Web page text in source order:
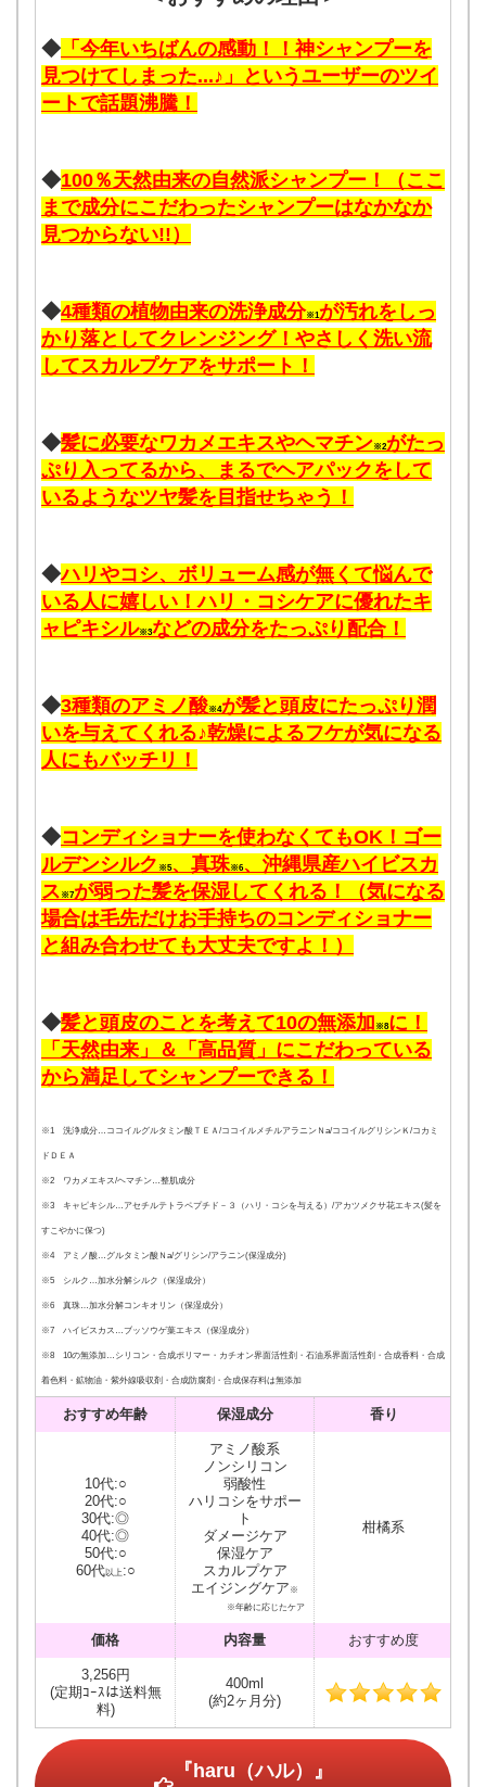
◆ 「今年いちばんの感動！！神シャンプーを
見つけてしまった...♪」というユーザーのツイ
ートで話題沸騰！
◆100％天然由来の自然派シャンプー！（ここ
まで成分にこだわったシャンプーはなかなか
見つからない!!）
◆4種類の植物由来の洗浄成分※1が汚れをしっ
かり落としてクレンジング！やさしく洗い流
してスカルプケアをサポート！
◆髪に必要なワカメエキスやヘマチン※2がたっ
ぷり入ってるから、まるでヘアパックをして
いるようなツヤ髪を目指せちゃう！
◆ハリやコシ、ボリューム感が無くて悩んで
いる人に嬉しい！ハリ・コシケアに優れたキ
ャピキシル※3などの成分をたっぷり配合！
◆3種類のアミノ酸※4が髪と頭皮にたっぷり潤
いを与えてくれる♪乾燥によるフケが気になる
人にもバッチリ！
◆コンディショナーを使わなくてもOK！ゴー
ルデンシルク ※5、真珠※6、沖縄県産ハイビスカ
ス ※7が弱った髪を保湿してくれる！（気になる
場合は毛先だけお手持ちのコンディショナー
と組み合わせても大丈夫ですよ！）
◆髪と頭皮のことを考えて10の無添加 ※8に！
「天然由来」＆「高品質」にこだわっている
から満足してシャンプーできる！
※1 洗浄成分…ココイルグルタミン酸ＴＥＡ/ココイルメチルアラニンＮa/ココイルグリシンＫ/コカミ
ドＤＥＡ
※2 ワカメエキス/ヘマチン…整肌成分
※3 キャピキシル…アセチルテトラペプチド－３（ハリ・コシを与える）/アカツメクサ花エキス(髪を
すこやかに保つ)
※4 アミノ酸…グルタミン酸Ｎa/グリシン/アラニン(保湿成分)
※5 シルク…加水分解シルク（保湿成分）
※6 真珠…加水分解コンキオリン（保湿成分）
※7 ハイビスカス…ブッソウゲ葉エキス（保湿成分）
※8 10の無添加…シリコン・合成ポリマー・カチオン界面活性剤・石油系界面活性剤・合成香料・合成
着色料・鉱物油・紫外線吸収剤・合成防腐剤・合成保存料は無添加
おすすめ年齢 保湿成分 香り
10代:○
20代:○
30代:◎
40代:◎
50代:○
60代以上 :○
アミノ酸系
ノンシリコン
弱酸性
ハリコシをサポー
ト
ダメージケア
保湿ケア
スカルプケア
エイジングケア ※
※年齢に応じたケア
柑橘系
価格 内容量 おすすめ度
3,256円
(定期ｺｰｽは送料無
料)
400ml
(約2ヶ月分)
『haru（ハル）』